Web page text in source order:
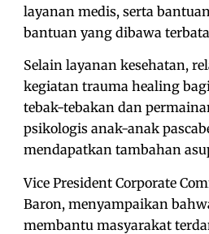
layanan medis, serta
bantuan yang dibawa
Selain layanan kesehatan,
kegiatan trauma healing
tebak-tebakan dan
psikologis anak-anak
mendapatkan tambahan
Vice President Corporate
Baron, menyampaikan
membantu masyarakat